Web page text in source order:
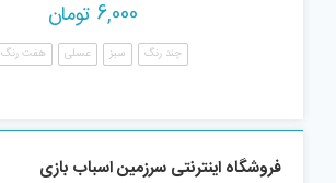
6,000 تومان
چند رنگ سبز عسلی هفت رنگ
فروشگاه اینترنتی سرزمین اسباب بازی